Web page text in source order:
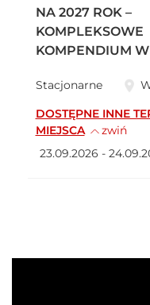
NA 2027 ROK –
KOMPLEKSOWE
KOMPENDIUM
Stacjonarne
DOSTĘPNE INNE
MIEJSCA
zwiń
23.09.2026 -